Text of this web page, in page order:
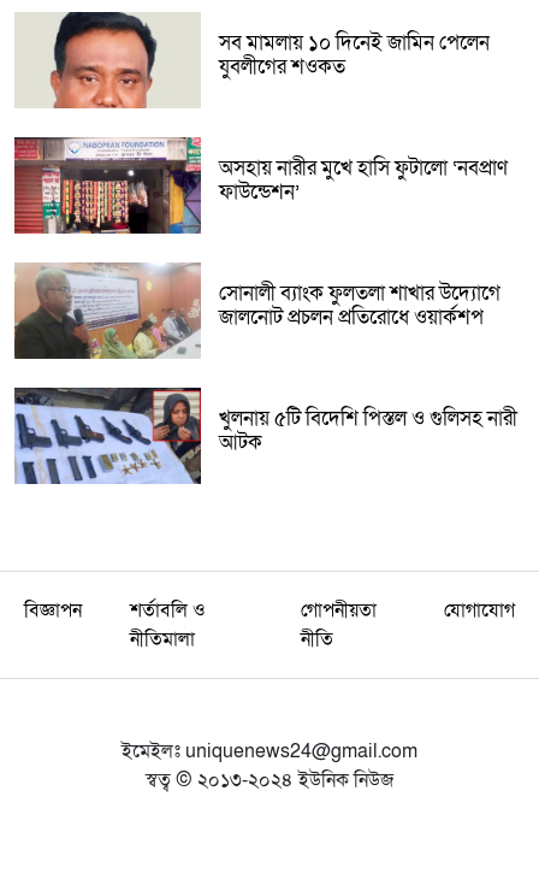
সব মামলায় ১০ দিনেই জামিন পেলেন
যুবলীগের শওকত
অসহায় নারীর মুখে হাসি ফুটালো ‘নবপ্রাণ
ফাউন্ডেশন’
সোনালী ব্যাংক ফুলতলা শাখার উদ্যোগে
জালনোট প্রচলন প্রতিরোধে ওয়ার্কশপ
খুলনায় ৫টি বিদেশি পিস্তল ও গুলিসহ নারী
আটক
বিজ্ঞাপন
শর্তাবলি ও
নীতিমালা
গোপনীয়তা
নীতি
যোগাযোগ
ইমেইলঃ uniquenews24@gmail.com
স্বত্ব © ২০১৩-২০২৪ ইউনিক নিউজ